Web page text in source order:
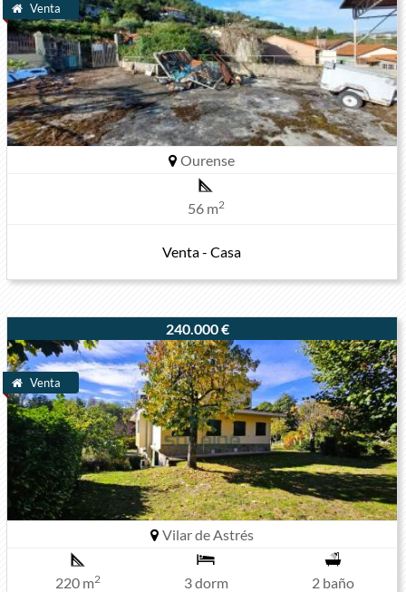
Venta
Ourense
56 m2
Venta - Casa
Venta
240.000 €
Vilar de Astrés
220 m2 3 dorm 2 baño